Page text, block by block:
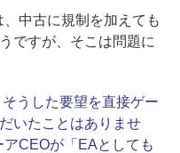
中古に規制を加えても
ですが、そこは問題に
うした要望を直接ゲー
いたことはありませ
CEOが「EAとしても